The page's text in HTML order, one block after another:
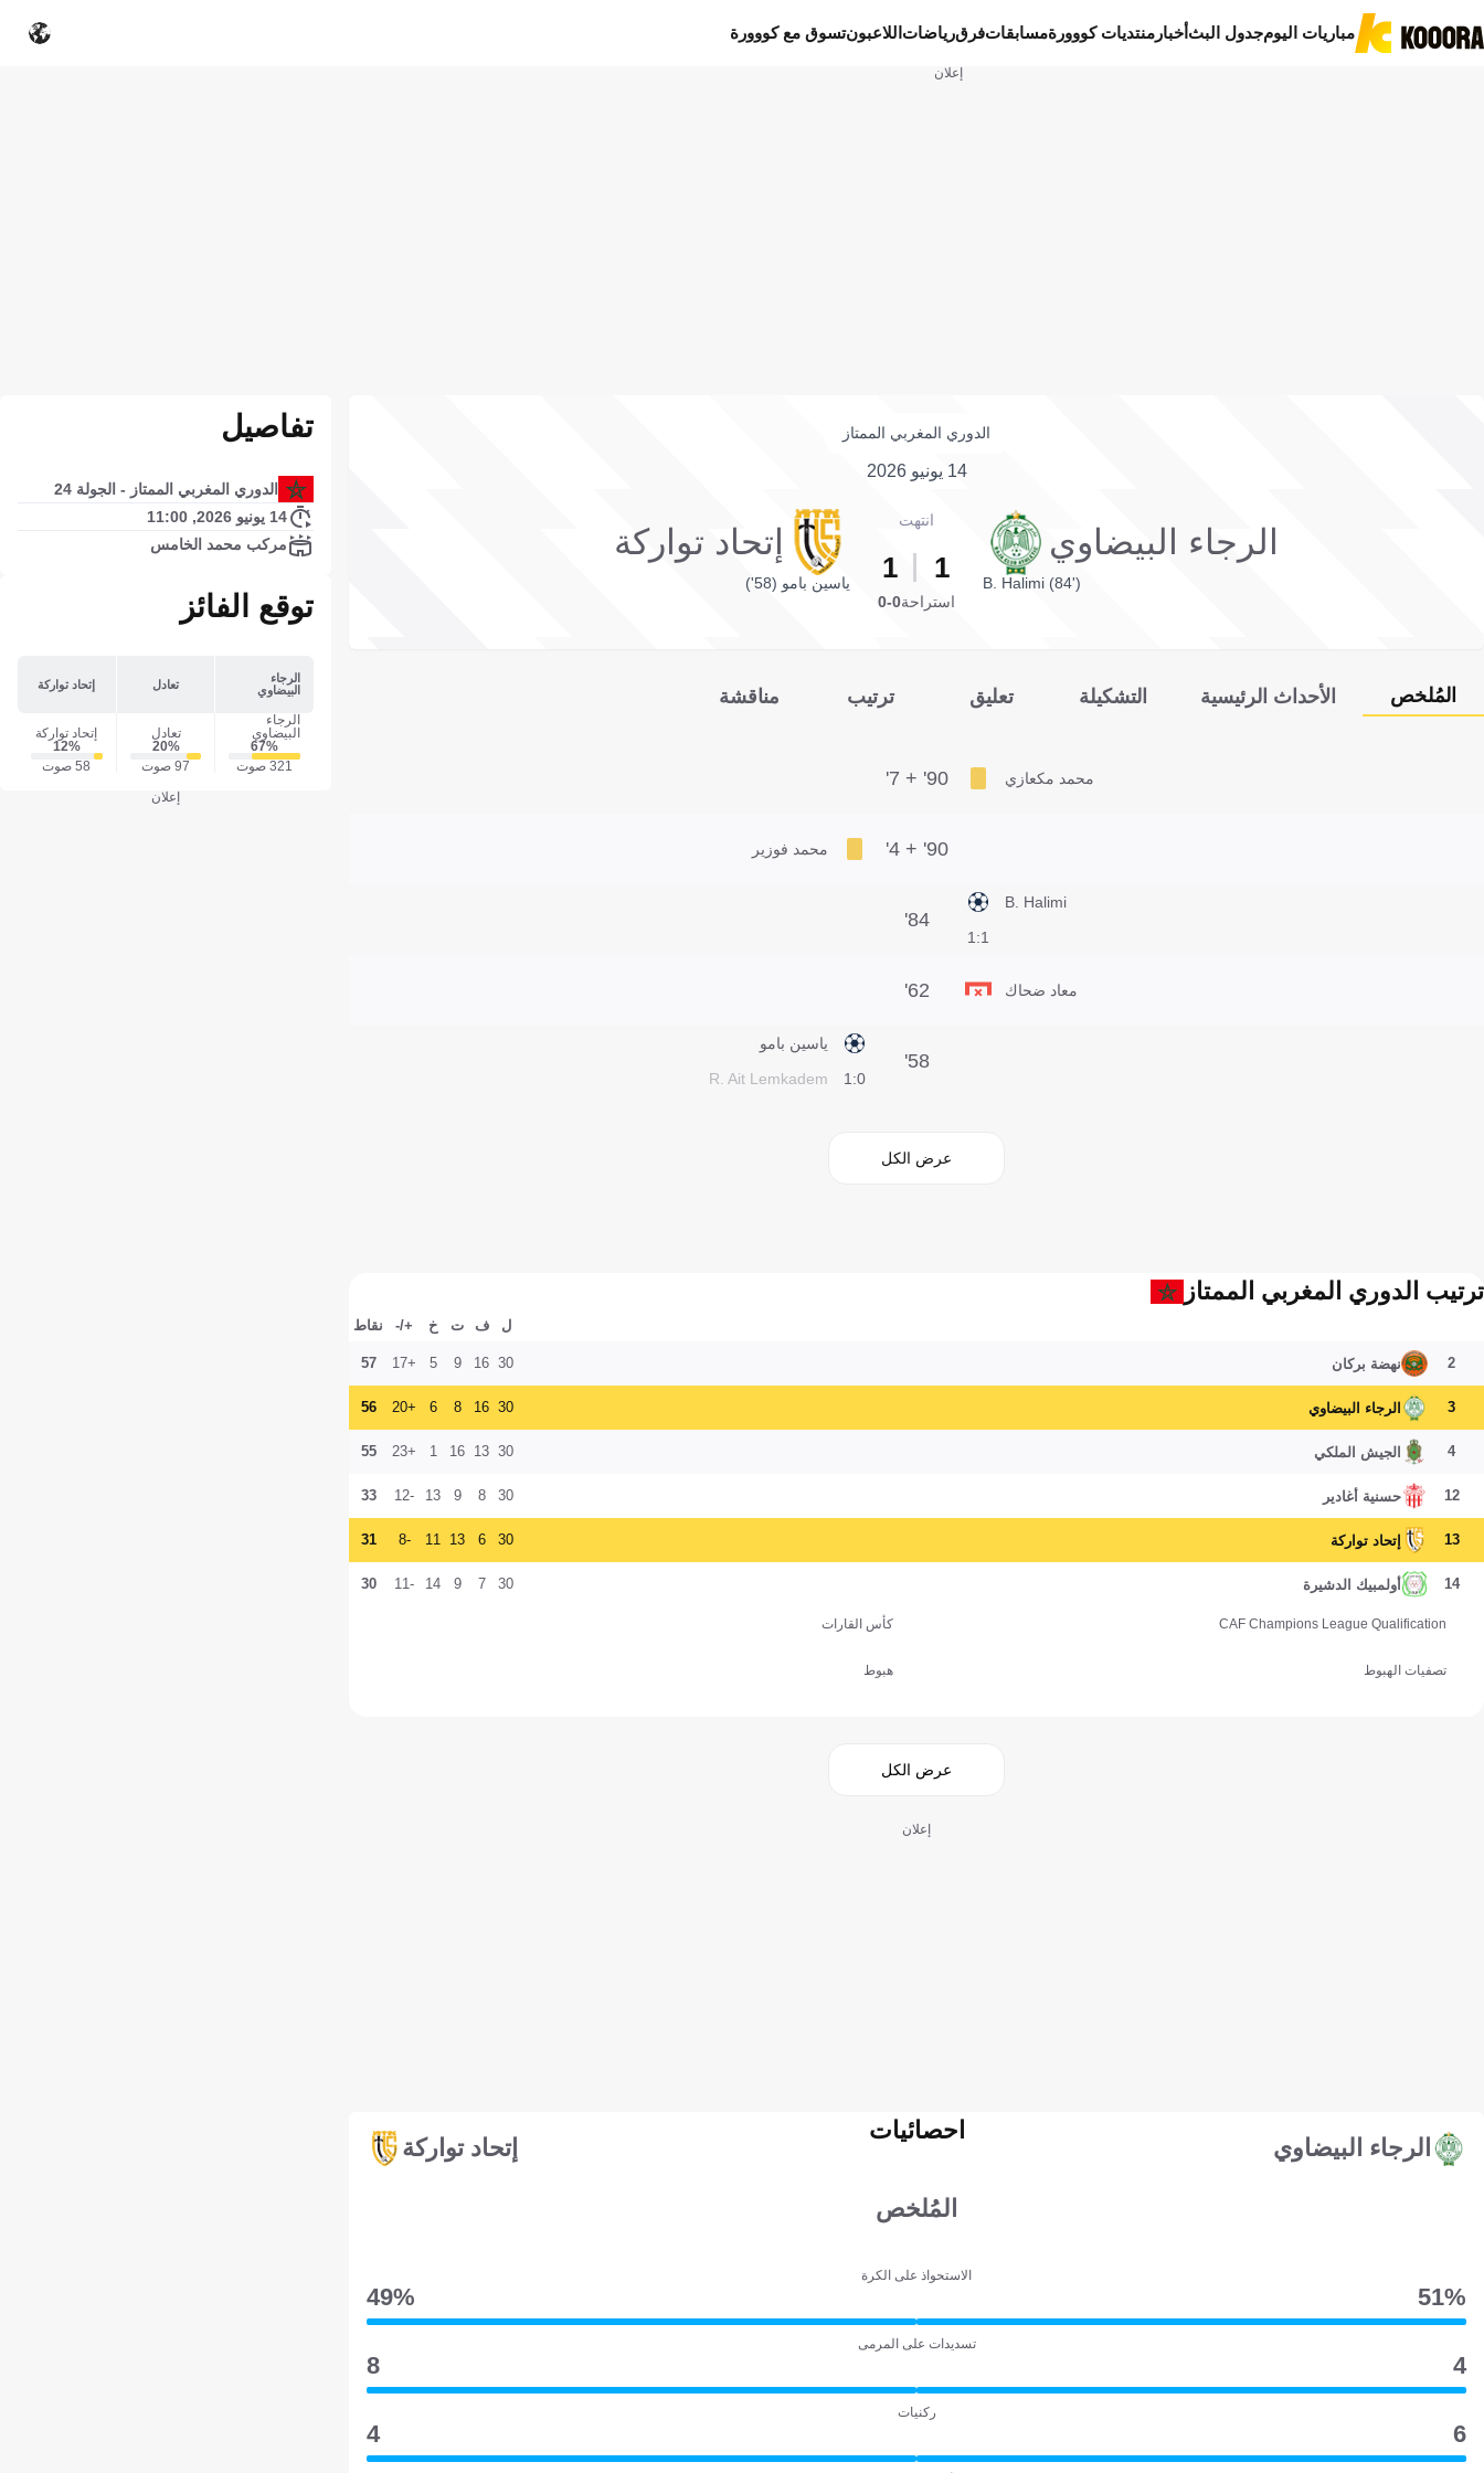
مباريات اليومجدول البثأخبار منتديات كووورةمسابقاتفرقرياضات اللاعبونتسوق مع كووورة
إعلان
الدوري المغربي الممتاز
14 يونيو 2026
الرجاء البيضاوي
B. Halimi (84')
انتهت
1
1
إتحاد تواركة
ياسين بامو (58')
استراحة0-0
المُلخص الأحداث الرئيسية التشكيلة تعليق ترتيب مناقشة
محمد مكعازي 90' + 7'
محمد فوزير 90' + 4'
1:1
B. Halimi
84'
معاد ضحاك 62'
0:1
ياسين بامو
R. Ait Lemkadem
58'
عرض الكل
ترتيب الدوري المغربي الممتاز
ل ف ت خ +/- نقاط
2 نهضة بركان 30
16
9
5
+17
57
3 الرجاء البيضاوي 30
16
8
6
+20
56
4 الجيش الملكي 30
13
16
1
+23
55
12 حسنية أغادير 30
8
9
13
-12
33
13 إتحاد تواركة 30
6
13
11
-8
31
14 أولمبيك الدشيرة 30
7
9
14
-11
30
CAF Champions League Qualification كأس القارات
تصفيات الهبوط هبوط
عرض الكل
إعلان
الرجاء البيضاوي
احصائيات
إتحاد تواركة
المُلخص
الاستحواذ على الكرة
51‎%‎
49‎%‎
تسديدات على المرمى
4
8
ركنيات
6
4
تفاصيل
الدوري المغربي الممتاز - الجولة 24
14 يونيو 2026, 11:00
مركب محمد الخامس
توقع الفائز
الرجاء
البيضاوي
تعادل إتحاد تواركة
الرجاء
البيضاوي
67‎%‎
321 صوت
تعادل
20‎%‎
97 صوت
إتحاد تواركة
12‎%‎
58 صوت
إعلان